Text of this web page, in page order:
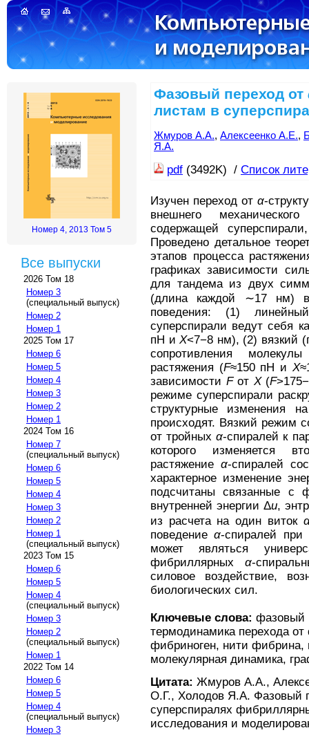
Номер 4, 2013 Том 5
Все выпуски
2026 Том 18
Номер 3
(специальный выпуск)
Номер 2
Номер 1
2025 Том 17
Номер 6
Номер 5
Номер 4
Номер 3
Номер 2
Номер 1
2024 Том 16
Номер 7
(специальный выпуск)
Номер 6
Номер 5
Номер 4
Номер 3
Номер 2
Номер 1
(специальный выпуск)
2023 Том 15
Номер 6
Номер 5
Номер 4
(специальный выпуск)
Номер 3
Номер 2
(специальный выпуск)
Номер 1
2022 Том 14
Номер 6
Номер 5
Номер 4
(специальный выпуск)
Номер 3
Фазовый переход от
листам в
Жмуров А.А., Алексеенко А.Е.,
Я.А.
pdf (3492K) / Список
Изучен переход от α-
внешнего
содержащей
Проведено детальное
этапов процесса
графиках зависимости
для тандема из двух
(длина каждой ∼17 нм)
поведения: (1)
суперспирали ведут себя
пН иX<7−8 нм), (2) вязкий
сопротивления
растяжения (F≈150 пН и X
зависимости Fот X(F
режиме суперспирали
структурные изменения
происходят. Вязкий режим
от тройныхα-спиралей к
которого изменяется
растяжение α-спиралей
характерное изменение
подсчитаны связанные с
внутренней энергии Δu,
из расчета на один виток
поведениеα-спиралей при
может являться
фибриллярных α-
силовое воздействие,
биологических сил.
Ключевые слова: фазовый
термодинамика перехода
фибриноген, нити фибрина,
молекулярная динамика,
Цитата: Жмуров А.А.,
О.Г., Холодов Я.А. Фазовый
суперспиралях
исследования и